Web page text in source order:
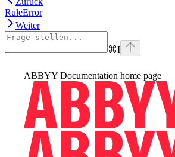
RuleError
Weiter
⌘I
ABBYY Documentation home page